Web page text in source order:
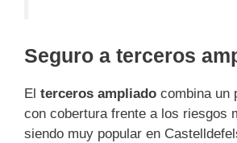
Seguro a terceros
El terceros ampliado combina un
con cobertura frente a los riesgos
siendo muy popular en